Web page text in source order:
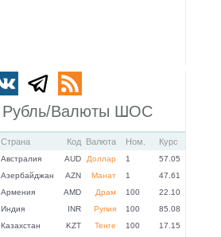
Рубль/Валюты ШОС
Страна Код Валюта Ном. Курс
Австралия AUD Доллар 1
57.05
Азербайджан
AZN Манат 1
47.61
Армения
AMD Драм 100
22.10
Индия
INR Рупия 100
85.08
Казахстан
KZT Тенге 100
17.15